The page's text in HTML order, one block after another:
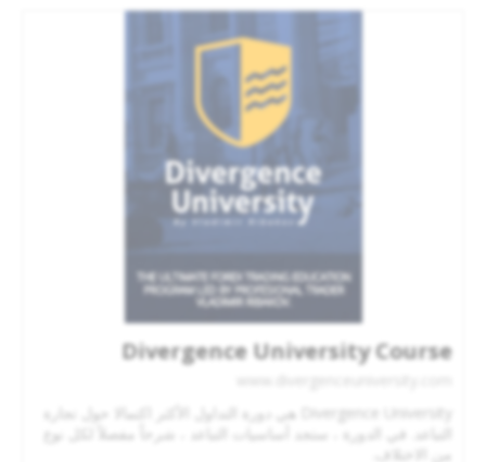
Divergence University Course
Divergence University هي دورة التداول الأكثر اكتمالا حول تجارة
التباعد. في الدورة ، ستجد أساسيات التباعد ، شرحاً مفصلاً لكل نوع
من الاختلاف.